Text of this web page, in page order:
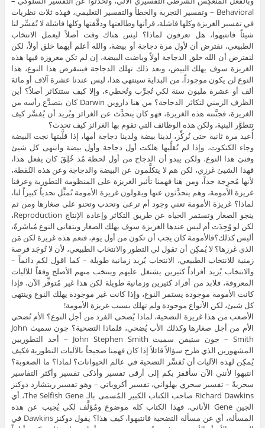
Behavioral – وتفسير التجربة والخطأ والتفسير التعليمي، فهذه ثلاث نظريات
في تفسير الغريزة وكلها فاشلة، قرأتها وطالعتها ودقَّقتها وكلها فاشلة لا تُفسِّر لنا
شيئاً فانتبهوا، هل تعرفون لماذا؟ ليس هناك وقت أصلاً ليعمل الانتخاب
الطبيعي، نفترض أن لأول مرة دجاجة أو بيضة، والله أعلم أيهما خلق أولاً، لكن
لنفترض أن الله خلق الدجاجة أولاً وباضت البيضة، إن لم تكن مغروزة فيها هذه
الغريزة سوف يهلك البيض، وبعد ذلك تهلك الدجاجة فيننقرض هذا النوع، هذا
النوع لن يكون موجوداً، من البداية سينتهي هذا، ليس عندنا عشرة آلاف أو مائة
ألف أو عشرة مليون سنة لكي تُجرِّب وتُخطيء، وإلا كيف ستتكاثر أصلاً؟ أين
الظرف الزمني لتكاثر الدجاجة؟ من هنا داروين Darwin كان يتصدَّع رأسه من
الغريزة، فجنَّنته هذه الغريزة، فهو كان يتحدَّث عن الغرائز ويُريد أن يُفسِّر كيف
تتطوَّر البنية، ولكن هذه الوظائف التي تقوم بها الغرائز كيف تحدث؟
أُعيد مرة ثانية حتى نُركِّز، لدينا بيضة ولدينا دجاجة أمها، إذا قلَّبتها نجت البيضة
وجاء الكتكوت، وإذا لم تُقلِّبها هلكت أول دجاجة وأول بيضة وانتهى كل شيئ
وفنيَ هذا النوع، ولكن يبدو أن الدجاج من أول لحظة مُذ خُلِقَ كان يفعل هذا،
فهذا الشيئ غرزي، لكن هم لا يتكلَّمون عن البيضة والدجاجة وعن هذه النُقطة،
لأنها مُحرِجة جداً، ومن هنا فهمنا تأثير الغريزة على المنظومة التطورية وعرفنا
غريزة الأمومة، وهم يتحدَّثون عنها ويقولون غريزة الأمومة تُمثِّل تحدياً كبيراً لنا،
لماذا؟ غريزة الأمومة تعني وجود أم ترعى وتحدب وتحنو على صغارها ومن ثم
ينجو الصغار وتستمر الحياة عن طريق التكاثر وإعادة الإنتاج Reproduction،
لكن لو وُجِدَت أم ليس عندها الغريزة سوف يهلك الصغار ويتفانى النوع مُباشَرةً،
أليس كذلك؟فالأمومة كان يجب أن تكون من أول يوم، فنعم هذه غريزة لكن مَن
الذي غرزها؟ لا يُمكِن أن تقول لي التطور والانتخاب الطبيعي، لأن لا تُوجَد فرصة
زمنية للانتخاب الطبيعي، الانتخاب يُريد زمانية طويلة – كما اقول لكم دائماً –
والانتخاب يُريد أفراداً كثيرين يشتغل عليهم وينتخب منهم الأصلح وفقاً للآليات
المعروفة، فلابد من أفراد كثيرين وزمانية طويلة لكن هذا غير مُتوفِّر الآن، فإذا
كانت الأمومة موجودة يستمر النوع، وإذا كانت غير موجودة يهلك النوع وينتهى
كل شيئ، لكن الأنواع موجودة ولم تهلك بسبب غريزة الأمومة!
الأصعب من هذا غريزة التضحية، لماذا يُضحي الفرد من أجل النوع؟ الأم تُضحي
الأم من أجل صغارها وكذلك الأب يُضحي، فلماذا التضحية؟ جون سميث John
Smith – جون ستيفن سميث John Stephen Smith – أحد التطوريين
المشهورين الذي طرح سؤالاً قائلاً إذا كان فهمنا صحيحاً بالآليات التطورية فكيف
يُمكِن لهذه الآليات أن تُفسِّر التضحية في عالم الحيوانات؟ لماذا؟ ما الصعوبة؟
انتبهوا لأنني الآن سأقفز بكم إلى أرقى تفسير وأذكى تفسير وأكثر التفاسير
سحريةً – تفسير سحري بهلواني، تفسير أكروباتي – وهو تفسير ريتشارد دوكنز
Richard Dawkins صاحب الكتاب الكبير المُسمى بالـ The Selfish Gene، أي
الجين Gene الأناني، فهذا الكتاب كله موضوع ومُؤلَّف لكي يُجيب عن هذه
المسألة، أي عن مسألة التضحية فانتبهوا، كيف هذا؟ يقول دوكنز Dawkins في